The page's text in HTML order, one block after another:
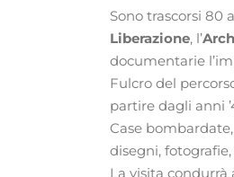
Sono trascorsi 80
Liberazione, l’
documentarie
Fulcro del
partire dagli anni
Case
disegni,
La visita